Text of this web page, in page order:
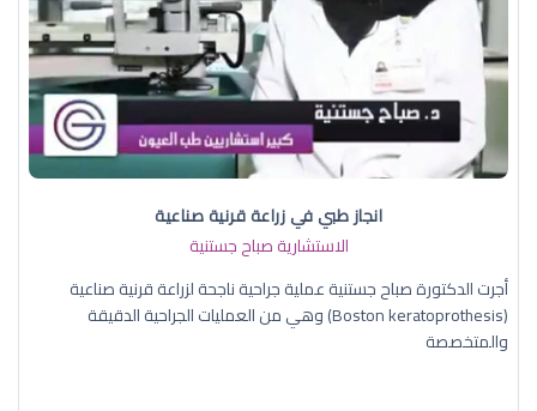
انجاز طبي في زراعة قرنية صناعية
الاستشارية صباح جستنية
أجرت الدكتورة صباح جستنية عملية جراحية ناجحة لزراعة قرنية صناعية
(Boston keratoprothesis) وهي من العمليات الجراحية الدقيقة
والمتخصصة